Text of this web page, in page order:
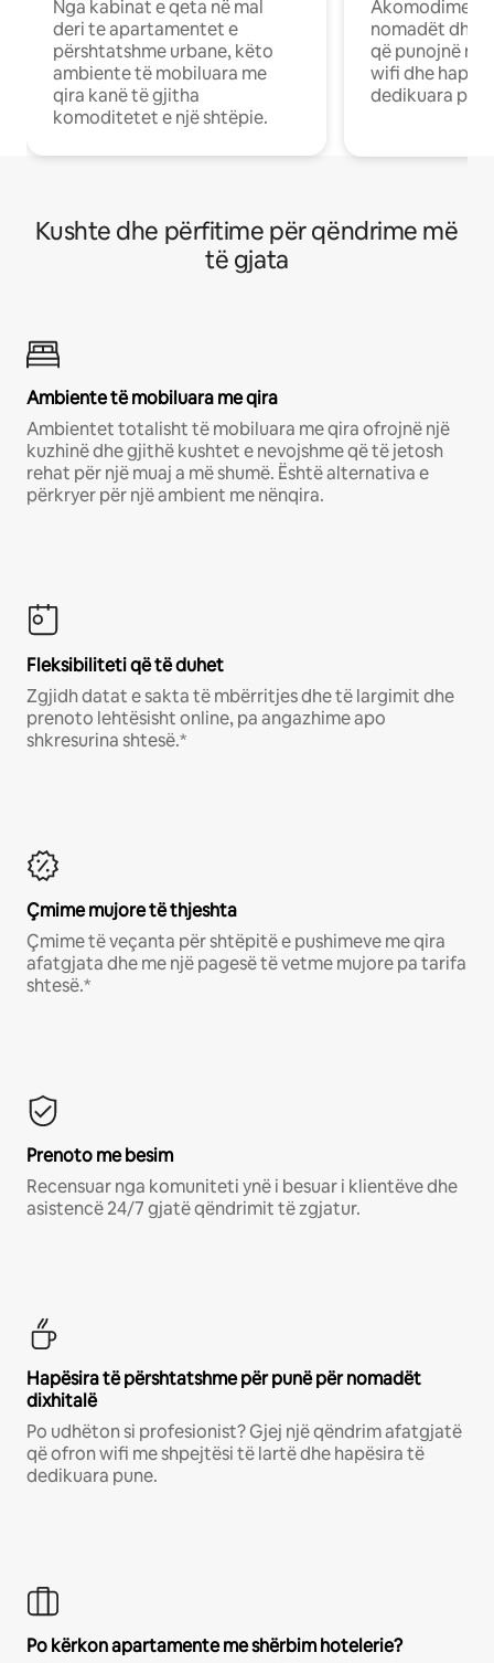
Nga kabinat e qeta në mal
deri te apartamentet e
përshtatshme urbane, këto
ambiente të mobiluara me
qira kanë të gjitha
komoditetet e një shtëpie.
Akomodime
nomadët dhe
që punojnë në
wifi dhe
dedikuara
Kushte dhe përfitime për qëndrime më
të gjata
Ambiente të mobiluara me qira
Ambientet totalisht të mobiluara me qira ofrojnë një
kuzhinë dhe gjithë kushtet e nevojshme që të jetosh
rehat për një muaj a më shumë. Është alternativa e
përkryer për një ambient me nënqira.
Fleksibiliteti që të duhet
Zgjidh datat e sakta të mbërritjes dhe të largimit dhe
prenoto lehtësisht online, pa angazhime apo
shkresurina shtesë.*
Çmime mujore të thjeshta
Çmime të veçanta për shtëpitë e pushimeve me qira
afatgjata dhe me një pagesë të vetme mujore pa tarifa
shtesë.*
Prenoto me besim
Recensuar nga komuniteti ynë i besuar i klientëve dhe
asistencë 24/7 gjatë qëndrimit të zgjatur.
Hapësira të përshtatshme për punë për nomadët
dixhitalë
Po udhëton si profesionist? Gjej një qëndrim afatgjatë
që ofron wifi me shpejtësi të lartë dhe hapësira të
dedikuara pune.
Po kërkon apartamente me shërbim hotelerie?